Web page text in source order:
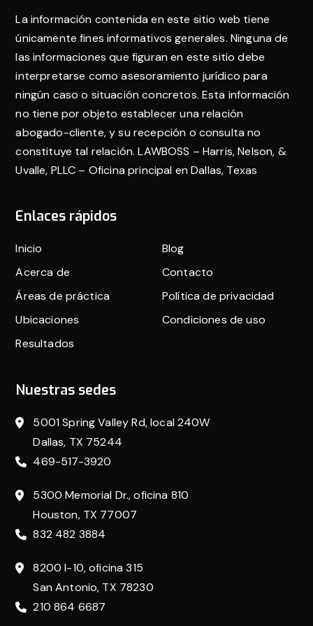
página
La información contenida en este sitio web tiene
únicamente fines informativos generales. Ninguna de
las informaciones que figuran en este sitio debe
interpretarse como asesoramiento jurídico para
ningún caso o situación concretos. Esta información
no tiene por objeto establecer una relación
abogado-cliente, y su recepción o consulta no
constituye tal relación. LAWBOSS – Harris, Nelson, &
Uvalle, PLLC – Oficina principal en Dallas, Texas
Enlaces rápidos
Inicio
Acerca de
Áreas de práctica
Ubicaciones
Resultados
Blog
Contacto
Política de privacidad
Condiciones de uso
Nuestras sedes
5001 Spring Valley Rd, local 240W
Dallas, TX 75244
469-517-3920
5300 Memorial Dr., oficina 810
Houston, TX 77007
832 482 3884
8200 I-10, oficina 315
San Antonio, TX 78230
210 864 6687